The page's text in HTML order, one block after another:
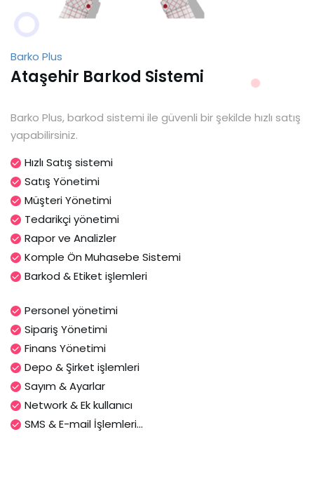
Barko Plus
Ataşehir Barkod Sistemi
Barko Plus, barkod sistemi ile güvenli bir şekilde hızlı satış
yapabilirsiniz.
Hızlı Satış sistemi
Satış Yönetimi
Müşteri Yönetimi
Tedarikçi yönetimi
Rapor ve Analizler
Komple Ön Muhasebe Sistemi
Barkod & Etiket işlemleri
Personel yönetimi
Sipariş Yönetimi
Finans Yönetimi
Depo & Şirket işlemleri
Sayım & Ayarlar
Network & Ek kullanıcı
SMS & E-mail İşlemleri...